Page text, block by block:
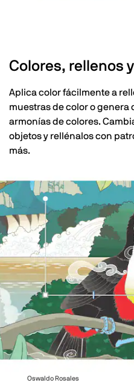
Oswaldo Rosales
Colores, rellenos
Aplica color fácilmente a
muestras de color o genera
armonías de colores.
objetos y rellénalos con
más.